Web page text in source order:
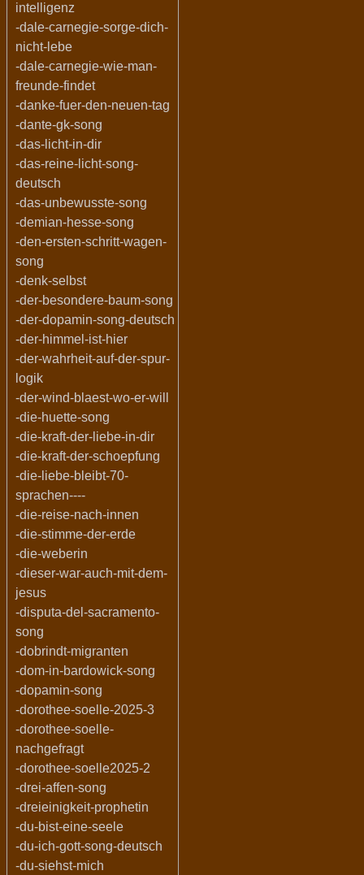
intelligenz
-dale-carnegie-sorge-dich-
nicht-lebe
-dale-carnegie-wie-man-
freunde-findet
-danke-fuer-den-neuen-tag
-dante-gk-song
-das-licht-in-dir
-das-reine-licht-song-
deutsch
-das-unbewusste-song
-demian-hesse-song
-den-ersten-schritt-wagen-
song
-denk-selbst
-der-besondere-baum-song
-der-dopamin-song-deutsch
-der-himmel-ist-hier
-der-wahrheit-auf-der-spur-
logik
-der-wind-blaest-wo-er-will
-die-huette-song
-die-kraft-der-liebe-in-dir
-die-kraft-der-schoepfung
-die-liebe-bleibt-70-
sprachen----
-die-reise-nach-innen
-die-stimme-der-erde
-die-weberin
-dieser-war-auch-mit-dem-
jesus
-disputa-del-sacramento-
song
-dobrindt-migranten
-dom-in-bardowick-song
-dopamin-song
-dorothee-soelle-2025-3
-dorothee-soelle-
nachgefragt
-dorothee-soelle2025-2
-drei-affen-song
-dreieinigkeit-prophetin
-du-bist-eine-seele
-du-ich-gott-song-deutsch
-du-siehst-mich